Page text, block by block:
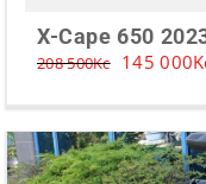
X-Cape 650
208 500Kc 145 000